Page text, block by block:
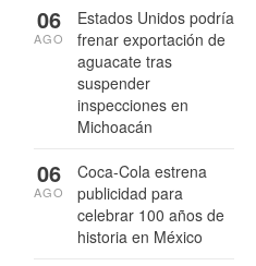
Estados Unidos podría
frenar exportación de
aguacate tras
suspender
inspecciones en
Michoacán
06
AGO
Coca-Cola estrena
publicidad para
celebrar 100 años de
historia en México
06
AGO